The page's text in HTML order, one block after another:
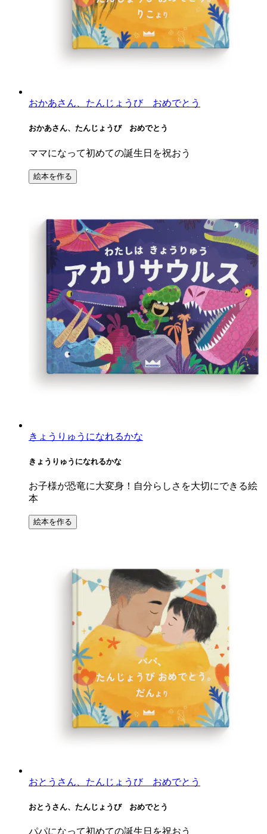
おかあさん、たんじょうび おめでとう
おかあさん、たんじょうび おめでとう
ママになって初めての誕生日を祝おう
絵本を作る
きょうりゅうになれるかな
きょうりゅうになれるかな
お子様が恐竜に大変身！自分らしさを大切にできる絵
本
絵本を作る
おとうさん、たんじょうび おめでとう
おとうさん、たんじょうび おめでとう
パパになって初めての誕生日を祝おう